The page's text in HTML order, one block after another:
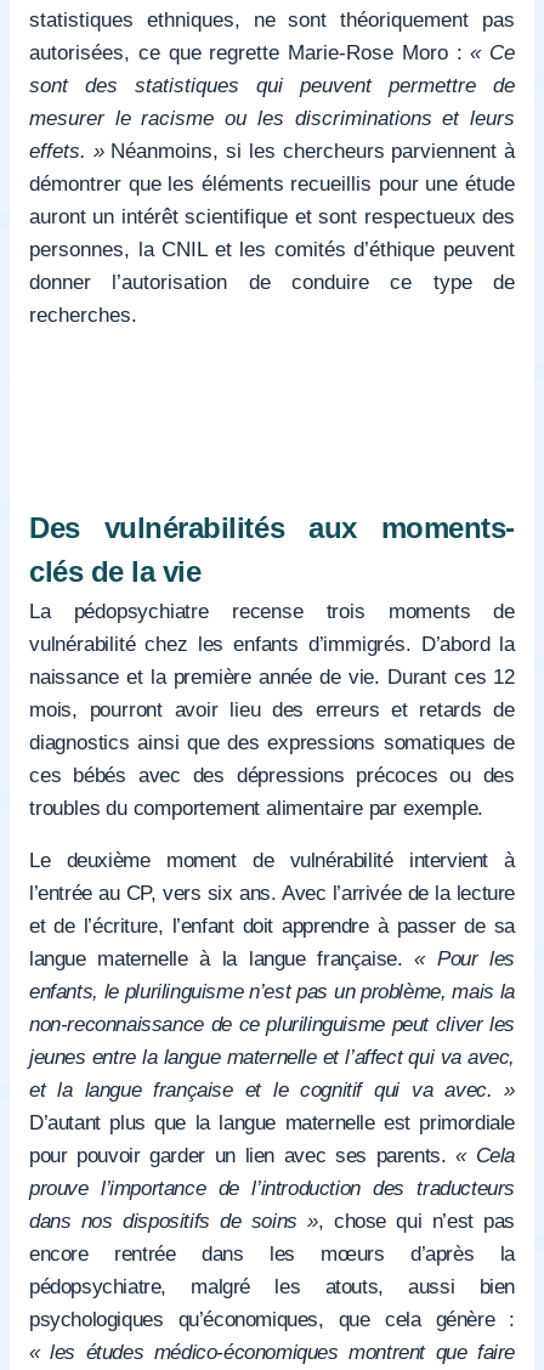
statistiques ethniques, ne sont théoriquement pas
autorisées, ce que regrette Marie-Rose Moro :« Ce
sont des statistiques qui peuvent permettre de
mesurer le racisme ou les discriminations et leurs
effets. »Néanmoins, si les chercheurs parviennent à
démontrer que les éléments recueillis pour une étude
auront un intérêt scientifique et sont respectueux des
personnes, la CNIL et les comités d’éthique peuvent
donner l’autorisation de conduire ce type de
recherches.
Des vulnérabilités aux moments-
clés de la vie
La pédopsychiatre recense trois moments de
vulnérabilité chez les enfants d’immigrés. D’abord la
naissance et la première année de vie. Durant ces 12
mois, pourront avoir lieu des erreurs et retards de
diagnostics ainsi que des expressions somatiques de
ces bébés avec des dépressions précoces ou des
troubles du comportement alimentaire par exemple.
Le deuxième moment de vulnérabilité intervient à
l’entrée au CP, vers six ans. Avec l’arrivée de la lecture
et de l’écriture, l’enfant doit apprendre à passer de sa
langue maternelle à la langue française.« Pour les
enfants, le plurilinguisme n’est pas un problème, mais la
non-reconnaissance de ce plurilinguisme peut cliver les
jeunes entre la langue maternelle et l’affect qui va avec,
et la langue française et le cognitif qui va avec. »
D’autant plus que la langue maternelle est primordiale
pour pouvoir garder un lien avec ses parents.« Cela
prouve l’importance de l’introduction des traducteurs
dans nos dispositifs de soins », chose qui n’est pas
encore rentrée dans les mœurs d’après la
pédopsychiatre, malgré les atouts, aussi bien
psychologiques qu’économiques, que cela génère :
« les études médico-économiques montrent que faire